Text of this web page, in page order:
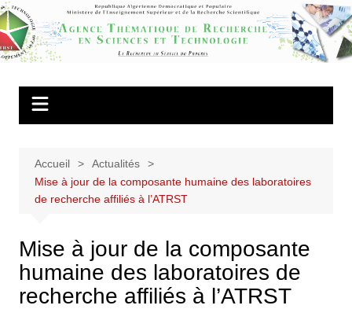
Aller
au
contenu
Agence
Thématique de
Recherche en
Accueil
Actualités
Mise à jour de la composante humaine des laboratoires
de recherche affiliés à l’ATRST
Mise à jour de la composante
humaine des laboratoires de
recherche affiliés à l’ATRST